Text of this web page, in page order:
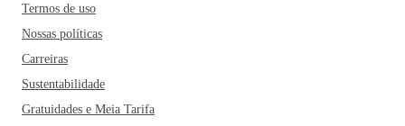
Termos de uso
Nossas políticas
Carreiras
Sustentabilidade
Gratuidades e Meia Tarifa